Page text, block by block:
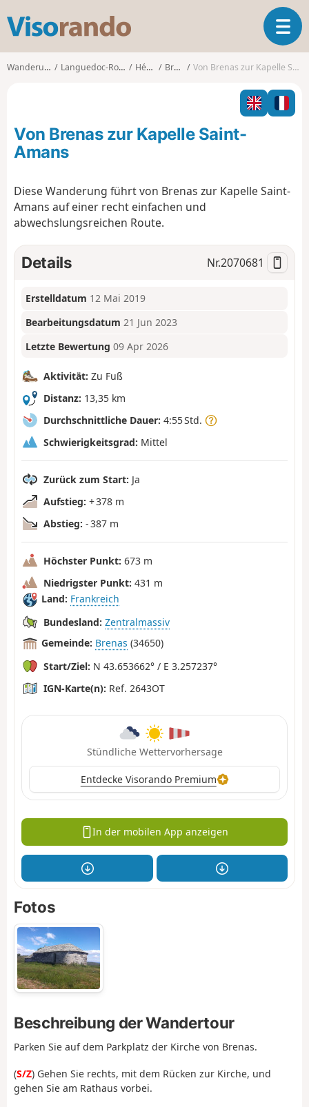
s
o
o
T
o
l
n
a
n
Wanderungen Languedoc-Roussillon Hérault Brenas Von Brenas zur Kapelle Saint-Amans
Von Brenas zur Kapelle Saint-
Amans
Diese Wanderung führt von Brenas zur Kapelle Saint-
Amans auf einer recht einfachen und
abwechslungsreichen Route.
Details Nr.2070681
Erstelldatum 12 Mai 2019
Bearbeitungsdatum 21 Jun 2023
Letzte Bewertung 09 Apr 2026
Aktivität: Zu Fuß
Distanz: 13,35 km
Durchschnittliche Dauer: 4:55 Std.
Schwierigkeitsgrad: Mittel
Zurück zum Start: Ja
Aufstieg: + 378 m
Abstieg: - 387 m
Höchster Punkt: 673 m
Niedrigster Punkt: 431 m
Land: Frankreich
Bundesland: Zentralmassiv
Gemeinde: Brenas (34650)
Start/Ziel: N 43.653662° / E 3.257237°
IGN-Karte(n): Ref. 2643OT
Stündliche Wettervorhersage
Entdecke Visorando Premium
In der mobilen App anzeigen
Fotos
Beschreibung der Wandertour
Parken Sie auf dem Parkplatz der Kirche von Brenas.
(S/Z) Gehen Sie rechts, mit dem Rücken zur Kirche, und
gehen Sie am Rathaus vorbei.